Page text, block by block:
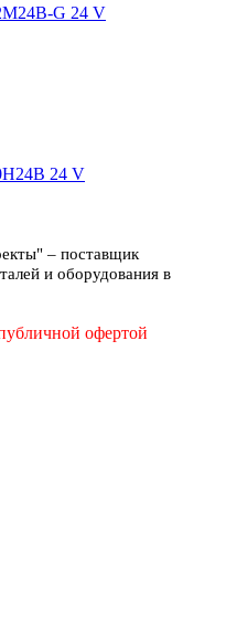
G 24 V
24 V
– поставщик
и оборудования в
офертой